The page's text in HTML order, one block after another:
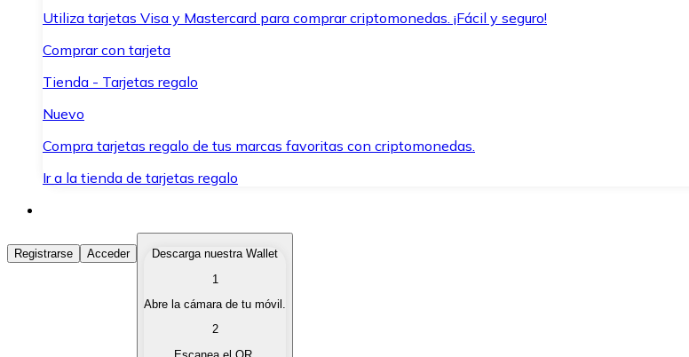
Utiliza tarjetas Visa y Mastercard para comprar criptomonedas. ¡Fácil y seguro!
Comprar con tarjeta
Tienda - Tarjetas regalo
Nuevo
Compra tarjetas regalo de tus marcas favoritas con criptomonedas.
Ir a la tienda de tarjetas regalo
Comprar Criptomonedas
Compra criptomonedas con diferentes métodos de pago.
Vende tus criptomonedas de forma rápida y segura.
Registrarse Acceder
Descarga nuestra Wallet
1
Abre la cámara de tu móvil.
2